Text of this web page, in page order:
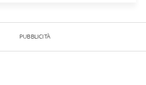
PUBBLICITÀ